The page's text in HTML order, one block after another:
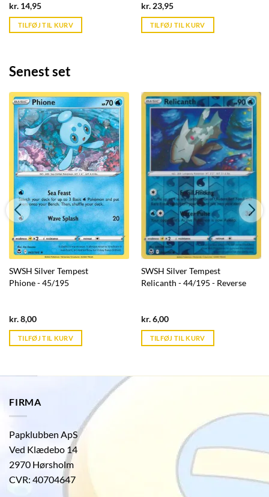
kr. 14,95Current
is:
kr. 39,95.
TILFØJ TIL KURV
kr.23,95Current
is:
kr. 39,95.
TILFØJ TIL KURV
Senest set
SWSH Silver Tempest
Phione - 45/195
kr.8,00Current
is:
kr. 39,95.
TILFØJ TIL KURV
SWSH Silver Tempest
Relicanth - 44/195 - Reverse
kr.6,00Current
is:
kr. 39,95.
TILFØJ TIL KURV
FIRMA
Papklubben ApS
Ved Klædebo 14
2970 Hørsholm
CVR: 40704647